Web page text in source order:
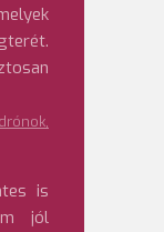
is
jól